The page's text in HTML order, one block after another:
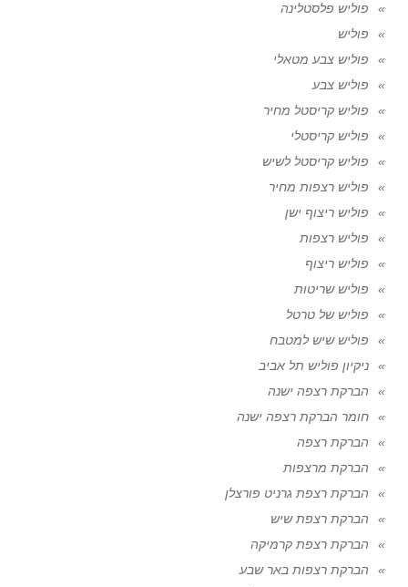
פוליש פלסטלינה
פוליש
פוליש צבע מטאלי
פוליש צבע
פוליש קריסטל מחיר
פוליש קריסטלי
פוליש קריסטל לשיש
פוליש רצפות מחיר
פוליש ריצוף ישן
פוליש רצפות
פוליש ריצוף
פוליש שריטות
פוליש של טרטל
פוליש שיש למטבח
ניקיון פוליש תל אביב
הברקת רצפה ישנה
חומר הברקת רצפה ישנה
הברקת רצפה
הברקת מרצפות
הברקת רצפת גרניט פורצלן
הברקת רצפת שיש
הברקת רצפת קרמיקה
הברקת רצפות באר שבע